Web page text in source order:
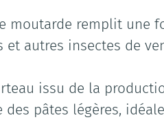
moutarde remplit
et autres insectes de
issu de la
pâtes légères,